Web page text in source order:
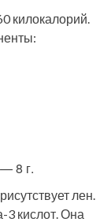
килокалорий.
8 г.
лен.
кислот. Она